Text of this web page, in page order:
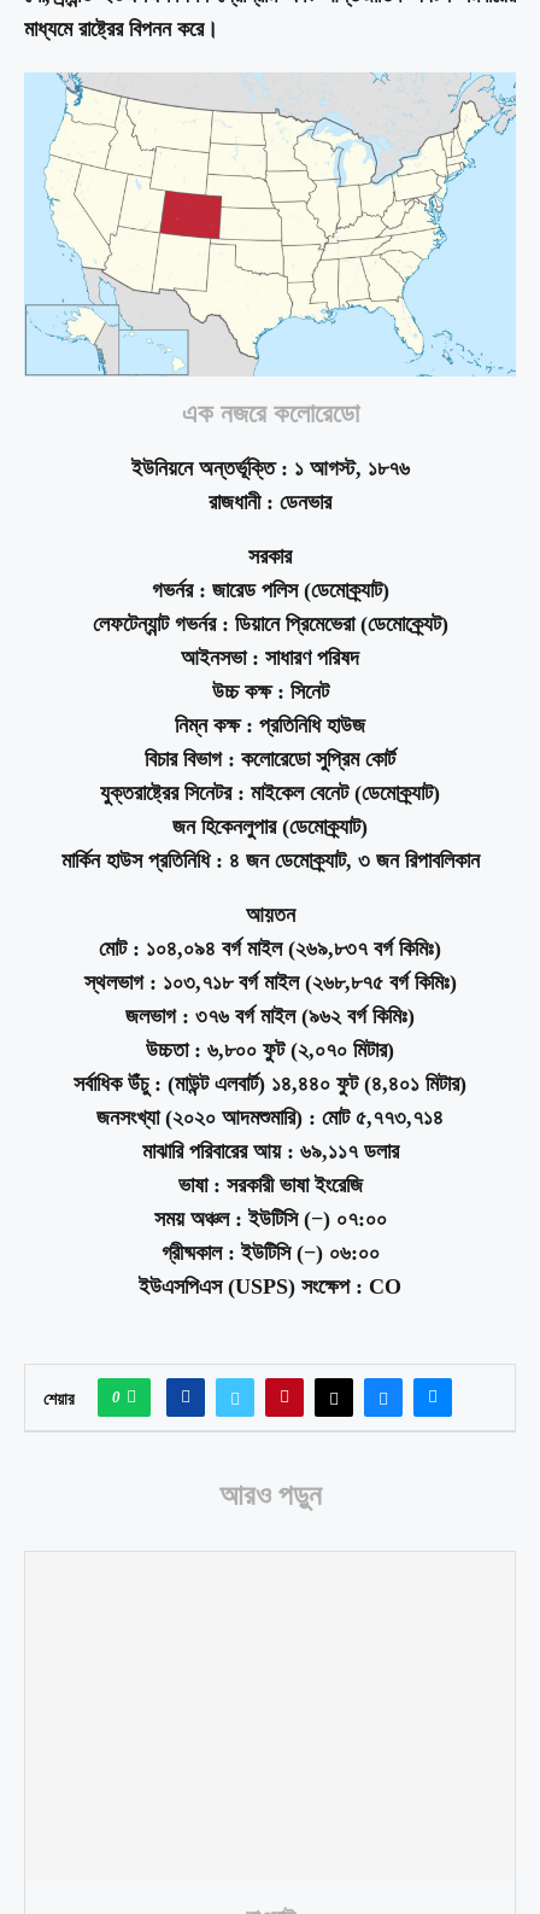
মাধ্যমে রাষ্ট্রের বিপনন করে।
এক নজরে কলোরেডো
ইউনিয়নে অন্তর্ভূক্তি : ১ আগস্ট, ১৮৭৬
রাজধানী : ডেনভার
সরকার
গভর্নর : জারেড পলিস (ডেমোক্র্যাট)
লেফটেন্যান্ট গভর্নর : ডিয়ানে প্রিমেভেরা (ডেমোক্র্যেট)
আইনসভা : সাধারণ পরিষদ
উচ্চ কক্ষ : সিনেট
নিম্ন কক্ষ : প্রতিনিধি হাউজ
বিচার বিভাগ : কলোরেডো সুপ্রিম কোর্ট
যুক্তরাষ্ট্রের সিনেটর : মাইকেল বেনেট (ডেমোক্র্যাট)
জন হিকেনলুপার (ডেমোক্র্যাট)
মার্কিন হাউস প্রতিনিধি : ৪ জন ডেমোক্র্যাট, ৩ জন রিপাবলিকান
আয়তন
মোট : ১০৪,০৯৪ বর্গ মাইল (২৬৯,৮৩৭ বর্গ কিমিঃ)
স্থলভাগ : ১০৩,৭১৮ বর্গ মাইল (২৬৮,৮৭৫ বর্গ কিমিঃ)
জলভাগ : ৩৭৬ বর্গ মাইল (৯৬২ বর্গ কিমিঃ)
উচ্চতা : ৬,৮০০ ফুট (২,০৭০ মিটার)
সর্বাধিক উঁচু : (মাউন্ট এলবার্ট) ১৪,৪৪০ ফুট (৪,৪০১ মিটার)
জনসংখ্যা (২০২০ আদমশুমারি) : মোট ৫,৭৭৩,৭১৪
মাঝারি পরিবারের আয় : ৬৯,১১৭ ডলার
ভাষা : সরকারী ভাষা ইংরেজি
সময় অঞ্চল : ইউটিসি (−) ০৭:০০
গ্রীষ্মকাল : ইউটিসি (−) ০৬:০০
ইউএসপিএস (USPS) সংক্ষেপ : CO
শেয়ার 0
আরও পড়ুন